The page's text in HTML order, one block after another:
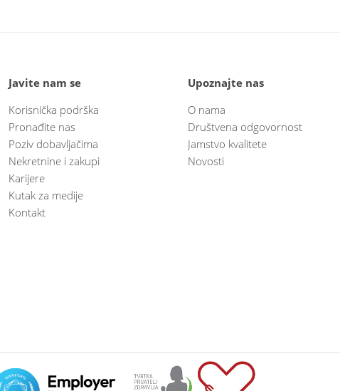
Javite nam se
Korisnička podrška
Pronađite nas
Poziv dobavljačima
Nekretnine i zakupi
Karijere
Kutak za medije
Kontakt
Upoznajte nas
O nama
Društvena odgovornost
Jamstvo kvalitete
Novosti